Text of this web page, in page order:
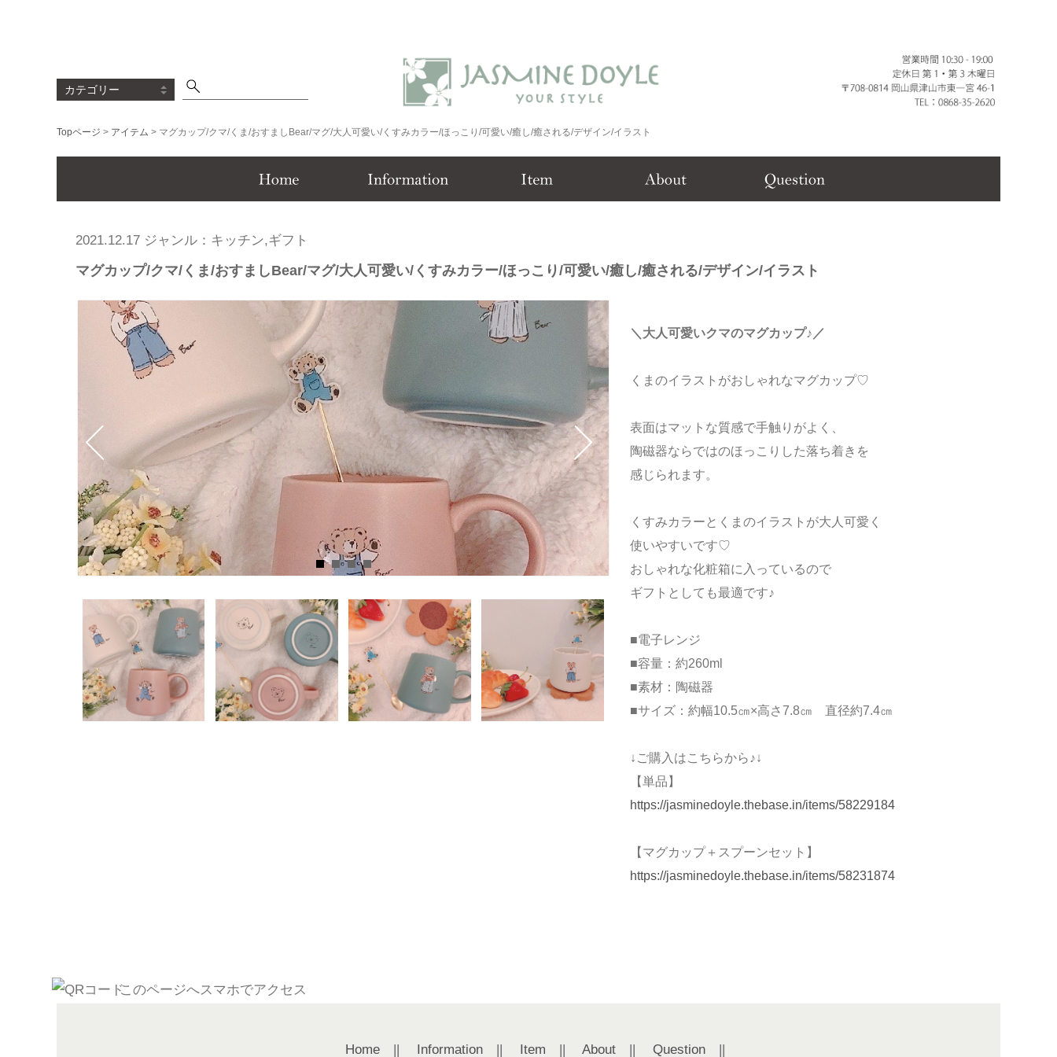
Topページ > アイテム > マグカップ/クマ/くま/おすましBear/マグ/大人可愛い/くすみカラー/ほっこり/可愛い/癒し/癒される/デザイン/イラスト
2021.12.17 ジャンル：キッチン,ギフト
マグカップ/クマ/くま/おすましBear/マグ/大人可愛い/くすみカラー/ほっこり/可愛い/癒し/癒される/デザイン/イラスト
＼大人可愛いクマのマグカップ♪／
くまのイラストがおしゃれなマグカップ♡
表面はマットな質感で手触りがよく、
陶磁器ならではのほっこりした落ち着きを
感じられます。
くすみカラーとくまのイラストが大人可愛く
使いやすいです♡
おしゃれな化粧箱に入っているので
ギフトとしても最適です♪
■電子レンジ
■容量：約260ml
■素材：陶磁器
■サイズ：約幅10.5㎝×高さ7.8㎝ 直径約7.4㎝
↓ご購入はこちらから♪↓
【単品】
https://jasminedoyle.thebase.in/items/58229184
【マグカップ＋スプーンセット】
https://jasminedoyle.thebase.in/items/58231874
このページへスマホでアクセス
Home || Information || Item || About || Question ||